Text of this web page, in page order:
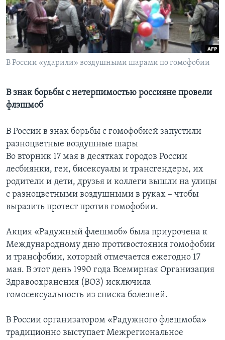
Learning English
СОЦИАЛЬНЫЕ СЕТИ
Языки
В России «ударили» воздушными шарами по гомофобии
В знак борьбы с нетерпимостью россияне провели
флэшмоб
В России в знак борьбы с гомофобией запустили
разноцветные воздушные шары
Во вторник 17 мая в десятках городов России
лесбиянки, геи, бисексуалы и трансгендеры, их
родители и дети, друзья и коллеги вышли на улицы
c разноцветными воздушными в руках – чтобы
выразить протест против гомофобии.
Акция «Радужный флешмоб» была приурочена к
Международному дню противостояния гомофобии
и трансфобии, который отмечается ежегодно 17
мая. В этот день 1990 года Всемирная Организация
Здравоохранения (ВОЗ) исключила
гомосексуальность из списка болезней.
В России организатором «Радужного флешмоба»
традиционно выступает Межрегиональное